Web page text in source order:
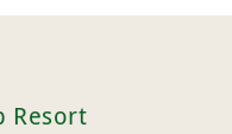
Resort